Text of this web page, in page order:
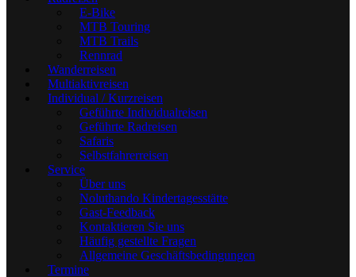
E-Bike
MTB Touring
MTB Trails
Rennrad
Wanderreisen
Multiaktivreisen
Individual / Kurzreisen
Geführte Individualreisen
Geführte Radreisen
Safaris
Selbstfahrerreisen
Service
Über uns
Noluthando Kindertagesstätte
Gast-Feedback
Kontaktieren Sie uns
Häufig gestellte Fragen
Allgemeine Geschäftsbedingungen
Termine